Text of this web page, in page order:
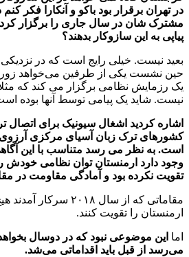
در تهران برقرار بود باکو و آنکارا فکر
مشترک شان در سال جاری را برگزار
پیاپی به این سازوکار بدهند؟
بعید نیست. خیلی رایج است که در
حین نشست یکی از طرفین می‌خواهد
یک رزمایش نظامی برگزار می کند که مثلا
نیست. شاید یک پیامی توسط آنها بوده
اشاره کردید اشغال سیونیک برای اتصال
کشورهای ترک زبان آسیای مرکزی آرزوی
است. به نظر می رسد متناسب با این
وجود دارد ارمنستان توان نظامی خودش
تقویت نکرده بود و آمادگی مقاومت در
مقاماتی که از سال
ارمنستان را تقویت کنند.
اما این موضوعی نبود که در دوسال بخواهد
می‌رسد از قبل باید اقداماتی می‌شد.